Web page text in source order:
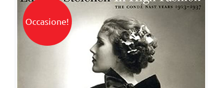
Occasione!